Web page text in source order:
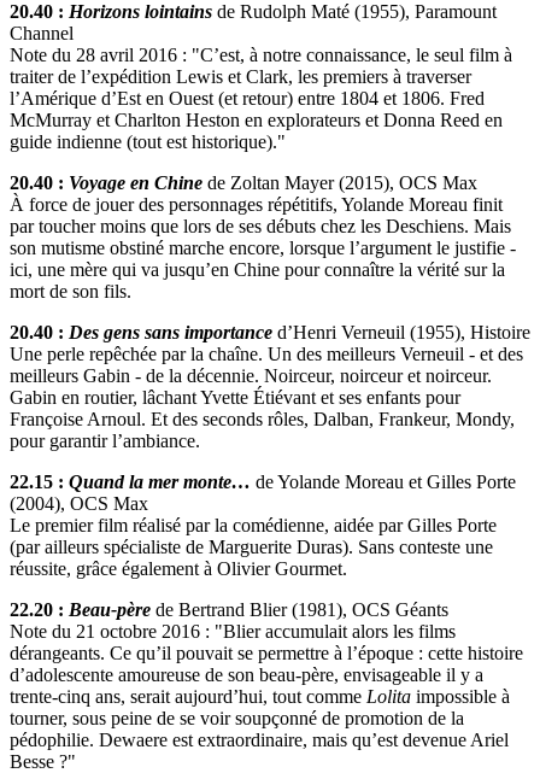
20.40 : Horizons lointains de Rudolph Maté (1955), Paramount
Channel
Note du 28 avril 2016 : "C’est, à notre connaissance, le seul film à
traiter de l’expédition Lewis et Clark, les premiers à traverser
l’Amérique d’Est en Ouest (et retour) entre 1804 et 1806. Fred
McMurray et Charlton Heston en explorateurs et Donna Reed en
guide indienne (tout est historique)."
20.40 : Voyage en Chine de Zoltan Mayer (2015), OCS Max
À force de jouer des personnages répétitifs, Yolande Moreau finit
par toucher moins que lors de ses débuts chez les Deschiens. Mais
son mutisme obstiné marche encore, lorsque l’argument le justifie -
ici, une mère qui va jusqu’en Chine pour connaître la vérité sur la
mort de son fils.
20.40 : Des gens sans importance d’Henri Verneuil (1955), Histoire
Une perle repêchée par la chaîne. Un des meilleurs Verneuil - et des
meilleurs Gabin - de la décennie. Noirceur, noirceur et noirceur.
Gabin en routier, lâchant Yvette Étiévant et ses enfants pour
Françoise Arnoul. Et des seconds rôles, Dalban, Frankeur, Mondy,
pour garantir l’ambiance.
22.15 : Quand la mer monte… de Yolande Moreau et Gilles Porte
(2004), OCS Max
Le premier film réalisé par la comédienne, aidée par Gilles Porte
(par ailleurs spécialiste de Marguerite Duras). Sans conteste une
réussite, grâce également à Olivier Gourmet.
22.20 : Beau-père de Bertrand Blier (1981), OCS Géants
Note du 21 octobre 2016 : "Blier accumulait alors les films
dérangeants. Ce qu’il pouvait se permettre à l’époque : cette histoire
d’adolescente amoureuse de son beau-père, envisageable il y a
trente-cinq ans, serait aujourd’hui, tout comme Lolita impossible à
tourner, sous peine de se voir soupçonné de promotion de la
pédophilie. Dewaere est extraordinaire, mais qu’est devenue Ariel
Besse ?"